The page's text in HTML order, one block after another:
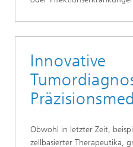
Innovative
Obwohl in letzter Zeit,
zellbasierter Therapeutika,